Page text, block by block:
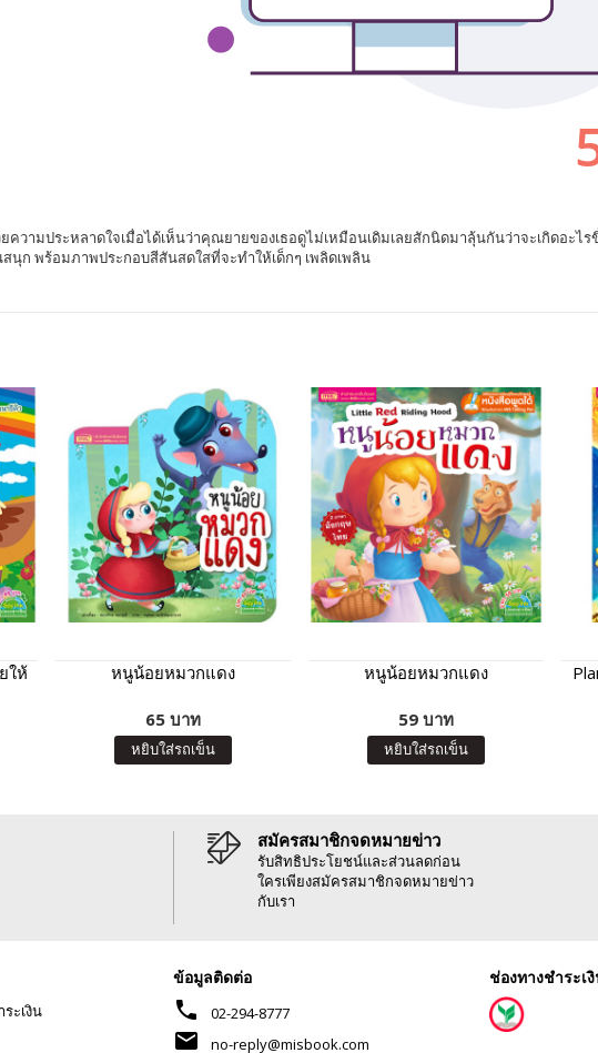
วามประหลาดใจเมื่อได้เห็นว่าคุณยายของเธอดูไม่เหมือนเดิมเลยสักนิดมาลุ้นกันว่าจะเกิดอะไ
ก พร้อมภาพประกอบสีสันสดใสที่จะทำให้เด็กๆ เพลิดเพลิน
ให้
หนูน้อยหมวกแดง
65 บาท
หยิบใส่รถเข็น
หนูน้อยหมวกแดง
59 บาท
หยิบใส่รถเข็น
ด
สมัครสมาชิกจดหมายข่าว
รับสิทธิประโยชน์และส่วนลดก่อน
ใครเพียงสมัครสมาชิกจดหมายข่าว
กับเรา
ะเงิน
ข้อมูลติดต่อ
phone 02-294-8777
mail no-reply@misbook.com
ช่องทางชำระเ